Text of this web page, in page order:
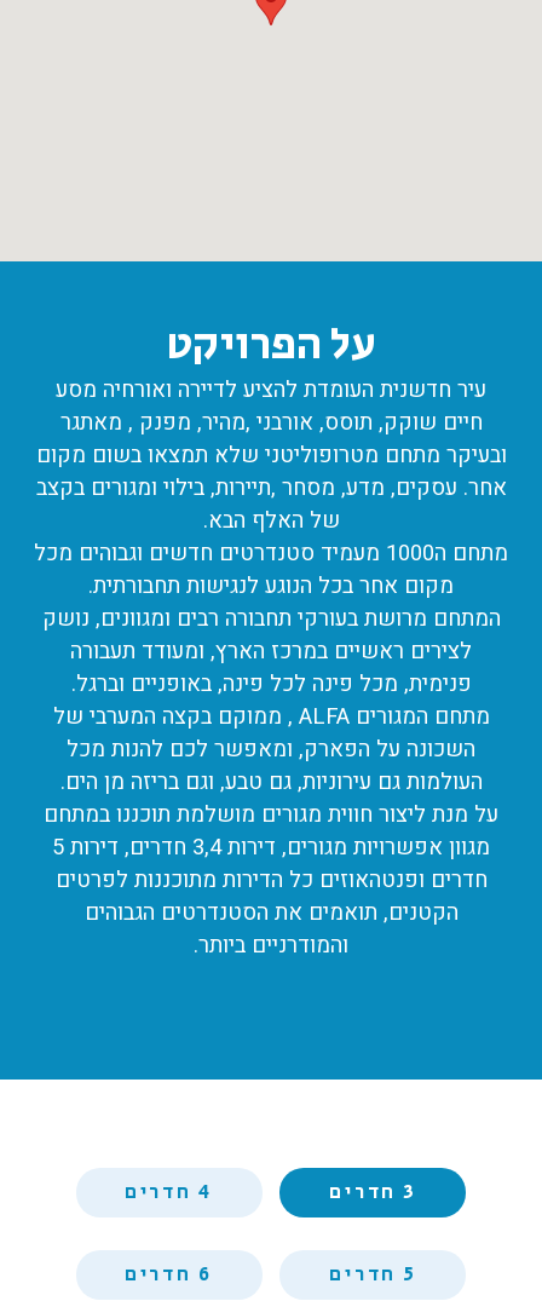
על הפרויקט
עיר חדשנית העומדת להציע לדיירה ואורחיה מסע
חיים שוקק, תוסס, אורבני ,מהיר, מפנק , מאתגר
ובעיקר מתחם מטרופוליטני שלא תמצאו בשום מקום
אחר. עסקים, מדע, מסחר ,תיירות, בילוי ומגורים בקצב
של האלף הבא.
מתחם ה1000 מעמיד סטנדרטים חדשים וגבוהים מכל
מקום אחר בכל הנוגע לנגישות תחבורתית.
המתחם מרושת בעורקי תחבורה רבים ומגוונים, נושק
לצירים ראשיים במרכז הארץ, ומעודד תעבורה
פנימית, מכל פינה לכל פינה, באופניים וברגל.
מתחם המגורים ALFA , ממוקם בקצה המערבי של
השכונה על הפארק, ומאפשר לכם להנות מכל
העולמות גם עירוניות, גם טבע, וגם בריזה מן הים.
על מנת ליצור חווית מגורים מושלמת תוכננו במתחם
מגוון אפשרויות מגורים, דירות 3,4 חדרים, דירות 5
חדרים ופנטהאוזים כל הדירות מתוכננות לפרטים
הקטנים, תואמים את הסטנדרטים הגבוהים
והמודרניים ביותר.
3 חדרים 4 חדרים
5 חדרים 6 חדרים